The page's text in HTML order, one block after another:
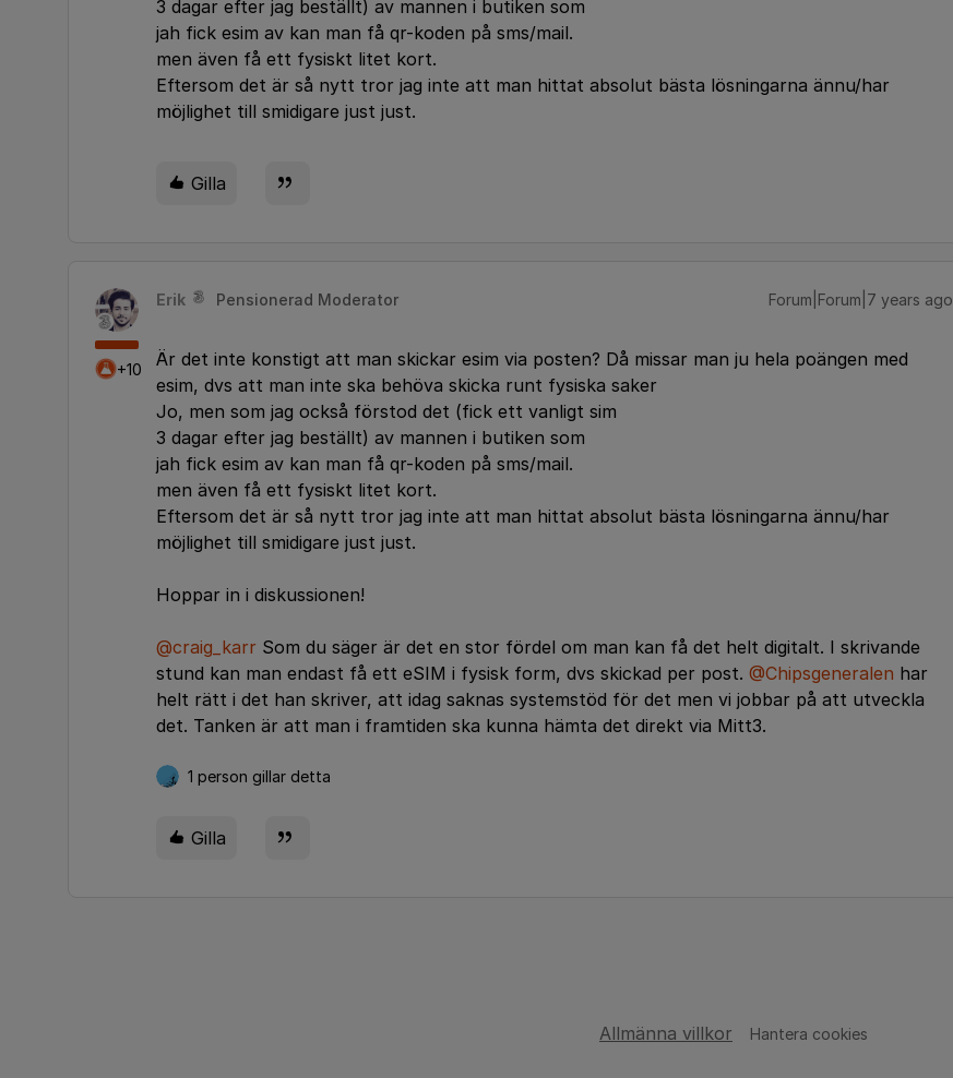
3 dagar efter jag beställt) av mannen i butiken som
jah fick esim av kan man få qr-koden på sms/mail.
men även få ett fysiskt litet kort.
Eftersom det är så nytt tror jag inte att man hittat absolut bästa lösningarna ännu/har
möjlighet till smidigare just just.
Gilla
+10
Erik Pensionerad Moderator Forum|Forum|7 years ago
Är det inte konstigt att man skickar esim via posten? Då missar man ju hela poängen med
esim, dvs att man inte ska behöva skicka runt fysiska saker
Jo, men som jag också förstod det (fick ett vanligt sim
3 dagar efter jag beställt) av mannen i butiken som
jah fick esim av kan man få qr-koden på sms/mail.
men även få ett fysiskt litet kort.
Eftersom det är så nytt tror jag inte att man hittat absolut bästa lösningarna ännu/har
möjlighet till smidigare just just.
Hoppar in i diskussionen!
@craig_karr Som du säger är det en stor fördel om man kan få det helt digitalt. I skrivande
stund kan man endast få ett eSIM i fysisk form, dvs skickad per post. @Chipsgeneralen har
helt rätt i det han skriver, att idag saknas systemstöd för det men vi jobbar på att utveckla
det. Tanken är att man i framtiden ska kunna hämta det direkt via Mitt3.
1 person gillar detta
Gilla
Allmänna villkor Hantera cookies